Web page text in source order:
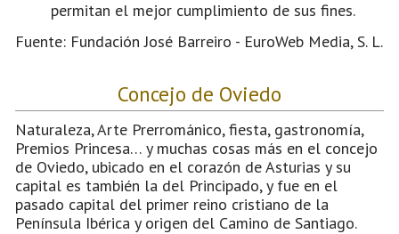
permitan el mejor cumplimiento de sus fines.
Fuente: Fundación José Barreiro - EuroWeb Media, S. L.
Concejo de Oviedo
Naturaleza, Arte Prerrománico, fiesta, gastronomía,
Premios Princesa… y muchas cosas más en el concejo
de Oviedo, ubicado en el corazón de Asturias y su
capital es también la del Principado, y fue en el
pasado capital del primer reino cristiano de la
Península Ibérica y origen del Camino de Santiago.